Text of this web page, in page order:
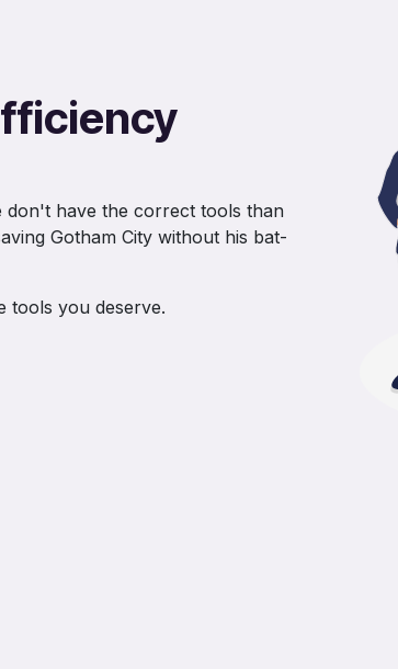
don't have the correct tools than
Gotham City without his bat-
tools you deserve.